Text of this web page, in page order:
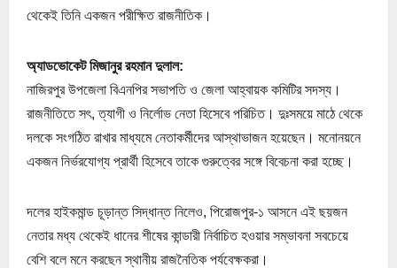
থেকেই তিনি একজন পরীক্ষিত রাজনীতিক।
অ্যাডভোকেট মিজানুর রহমান দুলাল:
নাজিরপুর উপজেলা বিএনপির সভাপতি ও জেলা আহ্বায়ক কমিটির সদস্য।
রাজনীতিতে সৎ, ত্যাগী ও নির্লোভ নেতা হিসেবে পরিচিত। দুঃসময়ে মাঠে থেকে
দলকে সংগঠিত রাখার মাধ্যমে নেতাকর্মীদের আস্থাভাজন হয়েছেন। মনোনয়নে
একজন নির্ভরযোগ্য প্রার্থী হিসেবে তাকে গুরুত্বের সঙ্গে বিবেচনা করা হচ্ছে।
দলের হাইকমান্ড চূড়ান্ত সিদ্ধান্ত নিলেও, পিরোজপুর-১ আসনে এই ছয়জন
নেতার মধ্য থেকেই ধানের শীষের কান্ডারী নির্বাচিত হওয়ার সম্ভাবনা সবচেয়ে
বেশি বলে মনে করছেন স্থানীয় রাজনৈতিক পর্যবেক্ষকরা।